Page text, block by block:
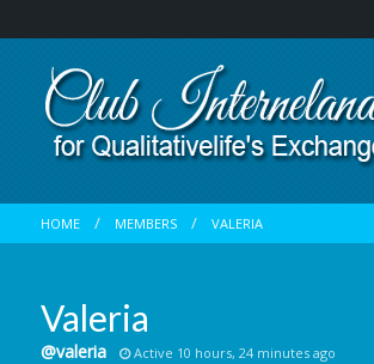
HOME MEMBERS VALERIA
Valeria
@valeria Active 10 hours, 24 minutes ago